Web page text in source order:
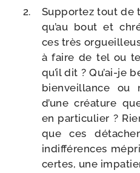
Supportez tout
qu’au bout et
ces très
à faire de tel ou
qu’il dit ? Qu’ai-​je
bien­veillance ou
d’une créa­ture
en par­ti­cu­lier ?
que ces
indif­fé­rences
certes, une